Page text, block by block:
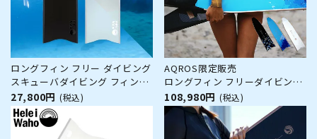
ロングフィン フリー ダイビング
スキューバダイビング フィンポ
ケット付き グラスファイバー製
【kanani - Superdive 】 Hele i
Waho(ヘレイワホ)
27,800円 (税込)
AQROS限定販売
ロングフィン フリーダイビング
SIRENIANA シレニアナ フルフッ
トフィン カーボンフィン
108,980円 (税込)